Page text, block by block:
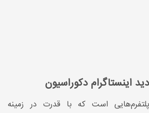
اینستاگرام دکوراسیون
است که با قدرت در زمینه